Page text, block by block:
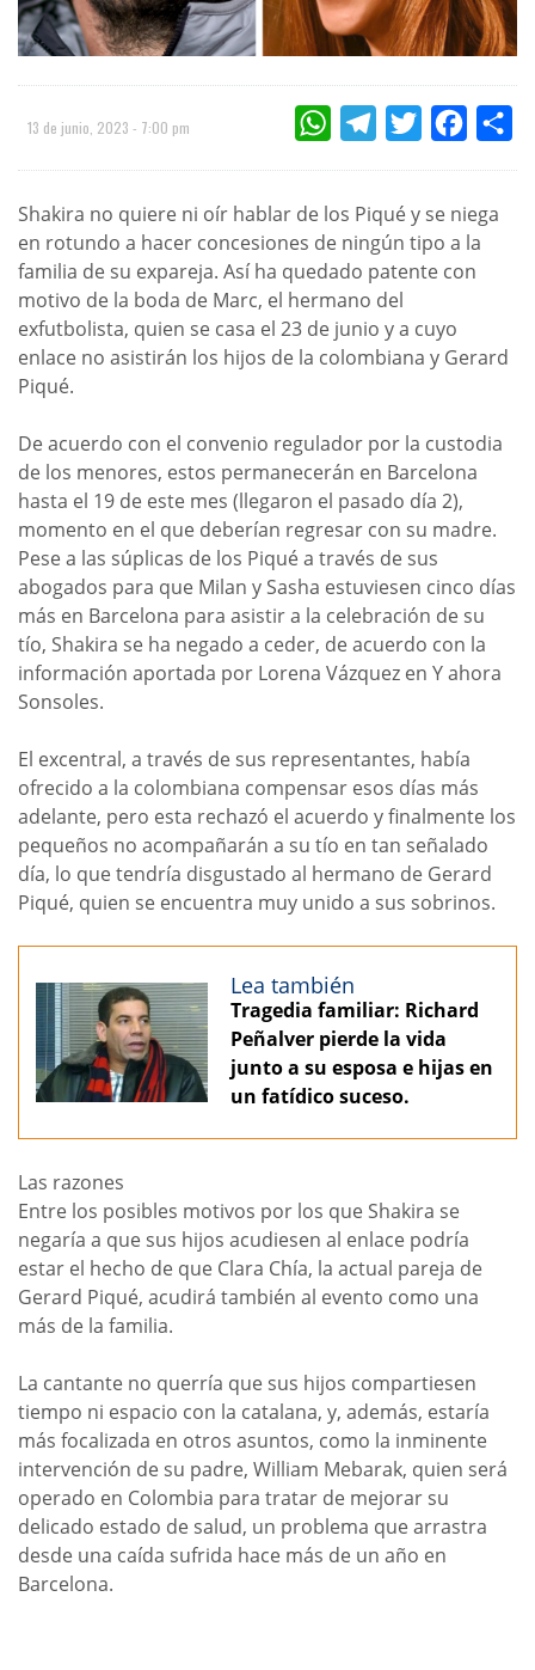
13 de junio, 2023 - 7:00 pm WHATSAPPTELEGRAMTWITTER
Shakira no quiere ni oír hablar de los Piqué y se niega
en rotundo a hacer concesiones de ningún tipo a la
familia de su expareja. Así ha quedado patente con
motivo de la boda de Marc, el hermano del
exfutbolista, quien se casa el 23 de junio y a cuyo
enlace no asistirán los hijos de la colombiana y Gerard
Piqué.
De acuerdo con el convenio regulador por la custodia
de los menores, estos permanecerán en Barcelona
hasta el 19 de este mes (llegaron el pasado día 2),
momento en el que deberían regresar con su madre.
Pese a las súplicas de los Piqué a través de sus
abogados para que Milan y Sasha estuviesen cinco días
más en Barcelona para asistir a la celebración de su
tío, Shakira se ha negado a ceder, de acuerdo con la
información aportada por Lorena Vázquez en Y ahora
Sonsoles.
El excentral, a través de sus representantes, había
ofrecido a la colombiana compensar esos días más
adelante, pero esta rechazó el acuerdo y finalmente los
pequeños no acompañarán a su tío en tan señalado
día, lo que tendría disgustado al hermano de Gerard
Piqué, quien se encuentra muy unido a sus sobrinos.
Lea también
Tragedia familiar: Richard
Peñalver pierde la vida
junto a su esposa e hijas en
un fatídico suceso.
Las razones
Entre los posibles motivos por los que Shakira se
negaría a que sus hijos acudiesen al enlace podría
estar el hecho de que Clara Chía, la actual pareja de
Gerard Piqué, acudirá también al evento como una
más de la familia.
La cantante no querría que sus hijos compartiesen
tiempo ni espacio con la catalana, y, además, estaría
más focalizada en otros asuntos, como la inminente
intervención de su padre, William Mebarak, quien será
operado en Colombia para tratar de mejorar su
delicado estado de salud, un problema que arrastra
desde una caída sufrida hace más de un año en
Barcelona.